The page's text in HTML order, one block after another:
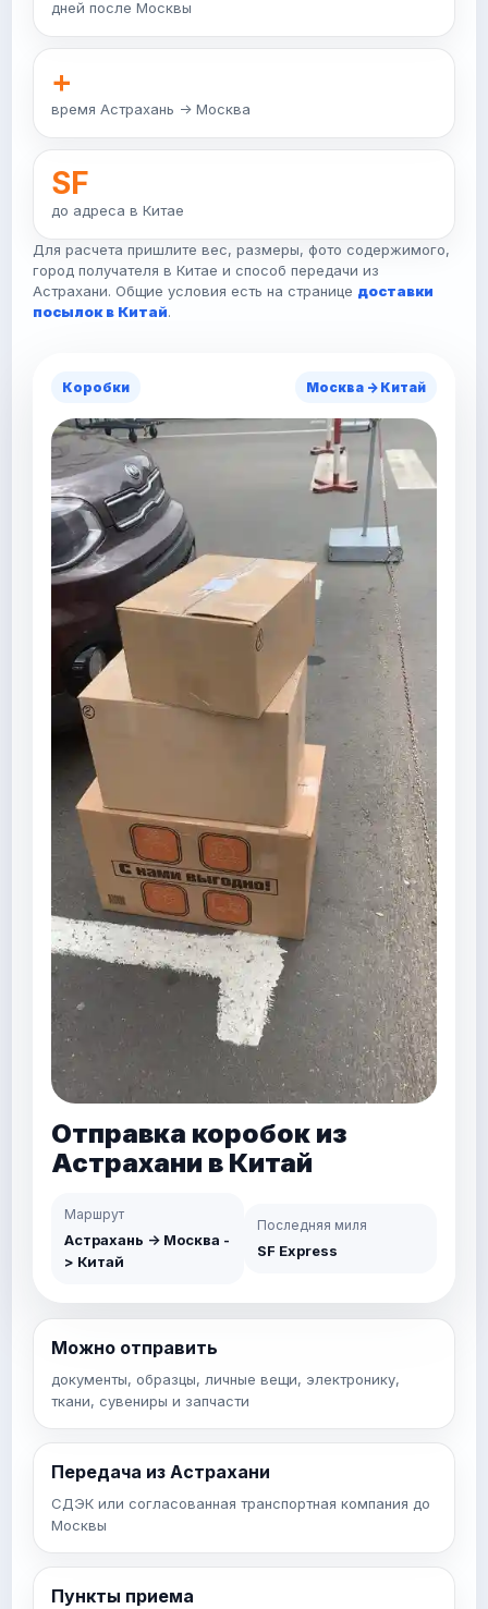
дней после Москвы
+
время Астрахань -> Москва
SF
до адреса в Китае
Для расчета пришлите вес, размеры, фото содержимого,
город получателя в Китае и способ передачи из
Астрахани. Общие условия есть на странице доставки
посылок в Китай.
Посылка Москва -> Китай
Коробка для доставки до
адреса в Китае
Маршрут
Астрахань -> Москва -
> Китай
Последняя миля
SF Express
Можно отправить
документы, образцы, личные вещи, электронику,
ткани, сувениры и запчасти
Передача из Астрахани
СДЭК или согласованная транспортная компания до
Москвы
Пункты приема